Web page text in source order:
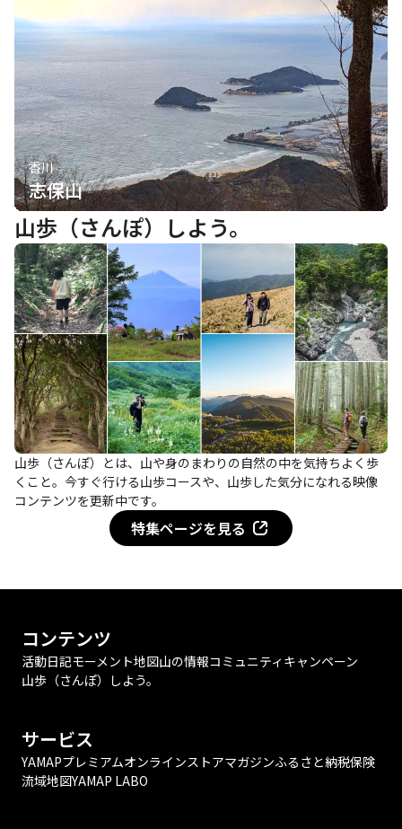
香川
志保山
山歩（さんぽ）しよう。
山歩（さんぽ）とは、山や身のまわりの自然の中を気持ちよく歩
くこと。今すぐ行ける山歩コースや、山歩した気分になれる映像
コンテンツを更新中です。
特集ページを見る
コンテンツ
活動日記モーメント地図山の情報コミュニティ キャンペーン
山歩（さんぽ）しよう。
サービス
YAMAPプレミアムオンラインストアマガジンふるさと納税保険
流域地図YAMAP LABO